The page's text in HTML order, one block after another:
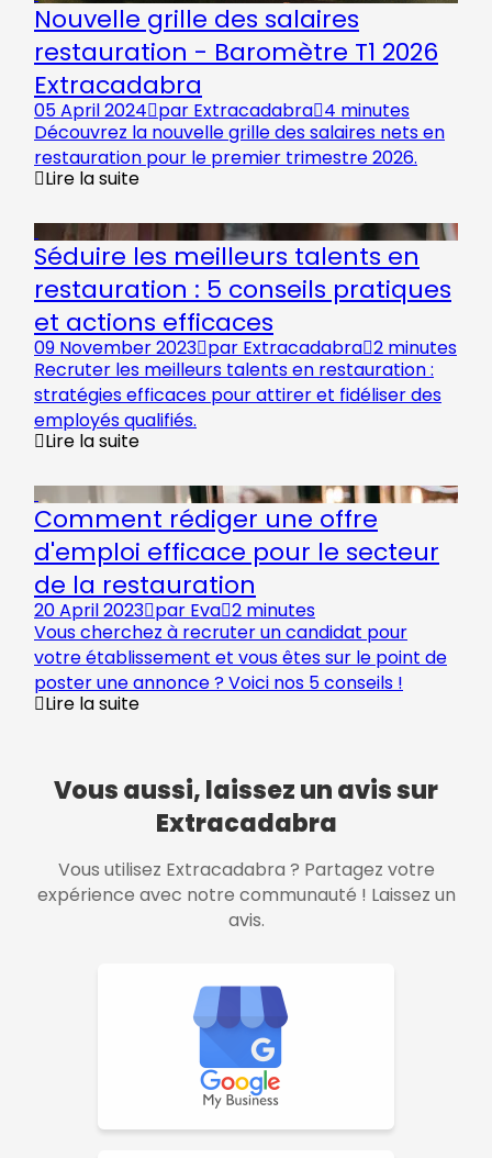
Nouvelle grille des salaires
restauration - Baromètre T1 2026
Extracadabra
05 April 2024 par Extracadabra 4 minutes
Découvrez la nouvelle grille des salaires nets en
restauration pour le premier trimestre 2026.
Lire la suite
Séduire les meilleurs talents en
restauration : 5 conseils pratiques
et actions efficaces
09 November 2023 par Extracadabra 2 minutes
Recruter les meilleurs talents en restauration :
stratégies efficaces pour attirer et fidéliser des
employés qualifiés.
Lire la suite
Comment rédiger une offre
d'emploi efficace pour le secteur
de la restauration
20 April 2023 par Eva 2 minutes
Vous cherchez à recruter un candidat pour
votre établissement et vous êtes sur le point de
poster une annonce ? Voici nos 5 conseils !
Lire la suite
Vous aussi, laissez un avis sur
Extracadabra
Vous utilisez Extracadabra ? Partagez votre
expérience avec notre communauté ! Laissez un
avis.